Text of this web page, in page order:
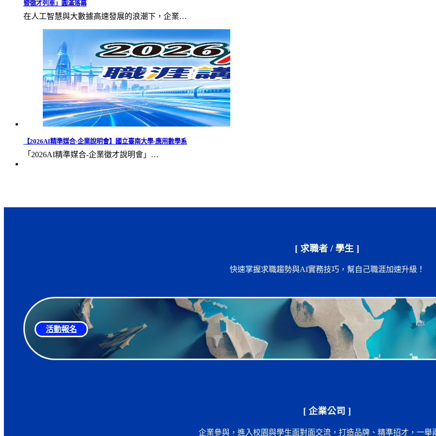
暨徵才列車」圓滿落幕
在人工智慧與大數據高速發展的浪潮下，企業…
【2026AI精準媒合-企業說明會】國立臺南大學-應用數學系
「2026AI精準媒合-企業徵才說明會」…
[ 求職者 / 學生 ]
快速掌握求職趨勢與AI實務技巧，幫自己職涯加速升級！
活動報名
[ 企業公司 ]
企業參與，進入校園與學生面對面交流，打造品牌、精準招才，一舉